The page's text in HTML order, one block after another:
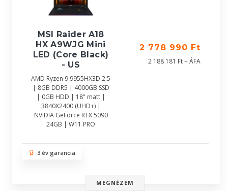
MSI Raider A18
HX A9WJG Mini
LED (Core Black)
- US
AMD Ryzen 9 9955HX3D 2.5
| 8GB DDR5 | 4000GB SSD
| 0GB HDD | 18" matt |
3840X2400 (UHD+) |
NVIDIA GeForce RTX 5090
24GB | W11 PRO
2 778 990 Ft
2 188 181 Ft + ÁFA
3 év garancia
MEGNÉZEM